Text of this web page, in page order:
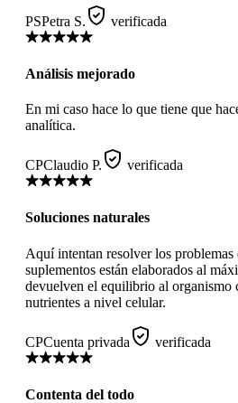
PSPetra S. verificada
Análisis mejorado
En mi caso hace lo que tiene que
analítica.
CPClaudio P. verificada
Soluciones naturales
Aquí intentan resolver los
suplementos están elaborados al
devuelven el equilibrio al organismo
nutrientes a nivel celular.
CPCuenta privada verificada
Contenta del todo